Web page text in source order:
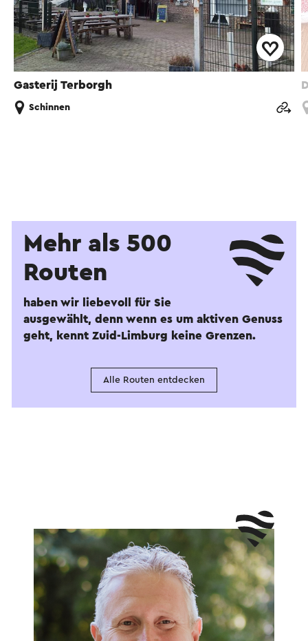
Gasterij Terborgh
Schinnen
Mehr als 500
Routen
haben wir liebevoll für Sie
ausgewählt, denn wenn es um aktiven Genuss
geht, kennt Zuid-Limburg keine Grenzen.
Alle Routen entdecken